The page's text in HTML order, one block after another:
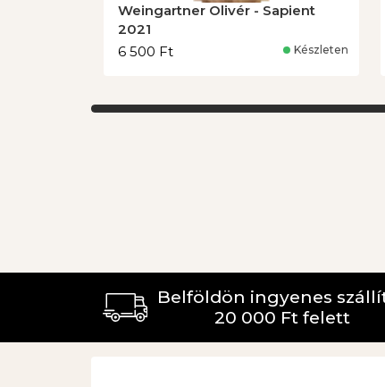
Weingartner Olivér - Sapient
2021
6 500 Ft
Készleten
Belföldön ingyenes
20 000 Ft felett